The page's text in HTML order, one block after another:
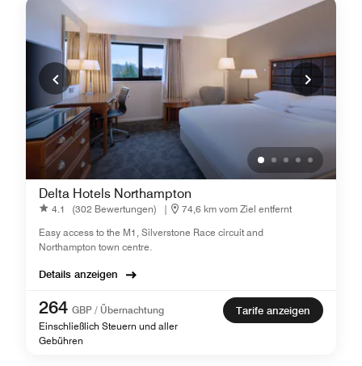
Delta Hotels Northampton
4.1 (302 Bewertungen) |
74,6 km vom Ziel entfernt
Easy access to the M1, Silverstone Race circuit and
Northampton town centre.
Details anzeigen
264 GBP / Übernachtung
Einschließlich Steuern und aller
Gebühren
Tarife anzeigen